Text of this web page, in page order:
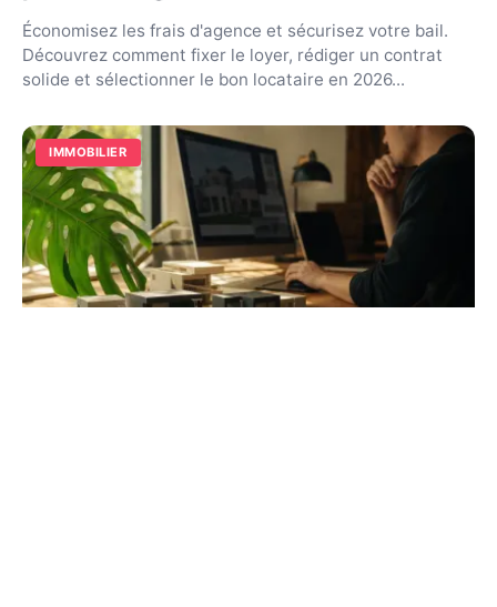
Économisez les frais d'agence et sécurisez votre bail.
Découvrez comment fixer le loyer, rédiger un contrat
solide et sélectionner le bon locataire en 2026...
IMMOBILIER